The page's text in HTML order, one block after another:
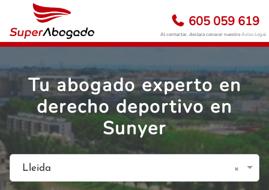
605 059 619
Al contactar, declara conocer nuestroAviso Legal
Tu abogado experto en
derecho deportivo en
Sunyer
Lleida ×